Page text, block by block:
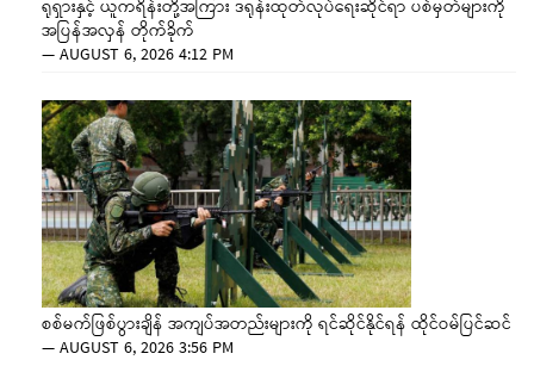
ရုရှားနှင့် ယူကရိန်းတို့အကြား ဒရုန်းထုတ်လုပ်ရေးဆိုင်ရာ ပစ်မှတ်များကို
အပြန်အလှန် တိုက်ခိုက်
—AUGUST 6, 2026 4:12 PM
စစ်မက်ဖြစ်ပွားချိန် အကျပ်အတည်းများကို ရင်ဆိုင်နိုင်ရန် ထိုင်ဝမ်ပြင်ဆင်
—AUGUST 6, 2026 3:56 PM